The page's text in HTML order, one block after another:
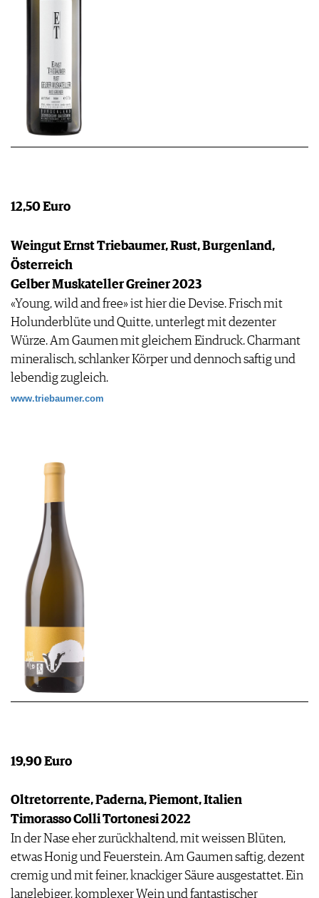
12,50 Euro
Weingut Ernst Triebaumer, Rust, Burgenland,
Österreich
Gelber Muskateller Greiner 2023
«Young, wild and free» ist hier die Devise. Frisch mit
Holunderblüte und Quitte, unterlegt mit dezenter
Würze. Am Gaumen mit gleichem Eindruck. Charmant
mineralisch, schlanker Körper und dennoch saftig und
lebendig zugleich.
www.triebaumer.com
19,90 Euro
Oltretorrente, Paderna, Piemont, Italien
Timorasso Colli Tortonesi 2022
In der Nase eher zurückhaltend, mit weissen Blüten,
etwas Honig und Feuerstein. Am Gaumen saftig, dezent
cremig und mit feiner, knackiger Säure ausgestattet. Ein
langlebiger, komplexer Wein und fantastischer